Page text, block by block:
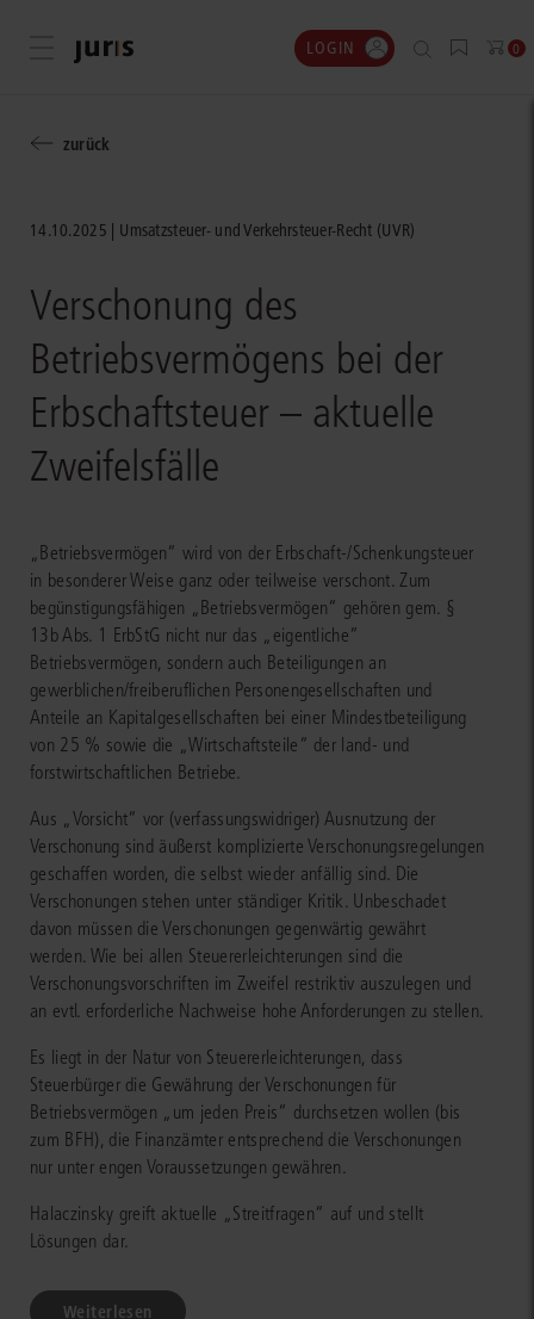
Menü öffnen LOGIN 0
zurück
14.10.2025 Umsatzsteuer- und Verkehrsteuer-Recht (UVR)
Verschonung des
Betriebsvermögens bei der
Erbschaftsteuer – aktuelle
Zweifelsfälle
„Betriebsvermögen“ wird von der Erbschaft-/Schenkungsteuer
in besonderer Weise ganz oder teilweise verschont. Zum
begünstigungsfähigen „Betriebsvermögen“ gehören gem. §
13b Abs. 1 ErbStG nicht nur das „eigentliche“
Betriebsvermögen, sondern auch Beteiligungen an
gewerblichen/freiberuflichen Personengesellschaften und
Anteile an Kapitalgesellschaften bei einer Mindestbeteiligung
von 25 % sowie die „Wirtschaftsteile“ der land- und
forstwirtschaftlichen Betriebe.
Aus „Vorsicht“ vor (verfassungswidriger) Ausnutzung der
Verschonung sind äußerst komplizierte Verschonungsregelungen
geschaffen worden, die selbst wieder anfällig sind. Die
Verschonungen stehen unter ständiger Kritik. Unbeschadet
davon müssen die Verschonungen gegenwärtig gewährt
werden. Wie bei allen Steuererleichterungen sind die
Verschonungsvorschriften im Zweifel restriktiv auszulegen und
an evtl. erforderliche Nachweise hohe Anforderungen zu stellen.
Es liegt in der Natur von Steuererleichterungen, dass
Steuerbürger die Gewährung der Verschonungen für
Betriebsvermögen „um jeden Preis“ durchsetzen wollen (bis
zum BFH), die Finanzämter entsprechend die Verschonungen
nur unter engen Voraussetzungen gewähren.
Halaczinsky greift aktuelle „Streitfragen“ auf und stellt
Lösungen dar.
Weiterlesen